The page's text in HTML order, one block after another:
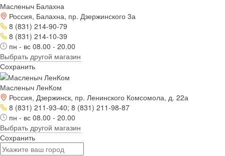
Масленыч Балахна
Россия, Балахна, пр. Дзержинского 3а
8 (831) 214-90-79
8 (831) 214-10-39
пн - вс 08.00 - 20.00
Выбрать другой магазин
Сохранить
Масленыч ЛенКом
Россия, Дзержинск, пр. Ленинского Комсомола, д. 22а
8 (831) 211-93-40; 8 (831) 211-98-87
пн - вс 08.00 - 20.00
Выбрать другой магазин
Сохранить